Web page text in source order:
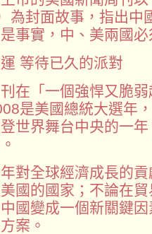
為封面故事，指出中
事實，中、美兩國
等待已久的派對
在「一個強悍又脆
是美國總統大選年
世界舞台中央的一
對全球經濟成長的
國的國家；不論在
國變成一個新關鍵
案。